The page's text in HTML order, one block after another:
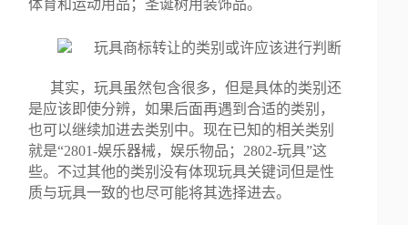
体育和运动用品；圣诞树用装饰品。
其实，玩具虽然包含很多，但是具体的类别还
是应该即使分辨，如果后面再遇到合适的类别，
也可以继续加进去类别中。现在已知的相关类别
就是“2801-娱乐器械，娱乐物品；2802-玩具”这
些。不过其他的类别没有体现玩具关键词但是性
质与玩具一致的也尽可能将其选择进去。